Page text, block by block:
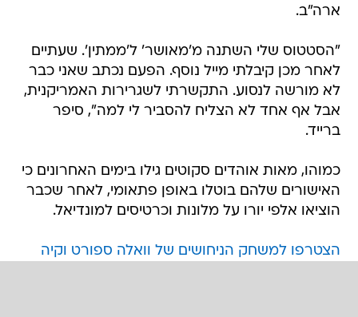
ארה"ב.
"הסטטוס שלי השתנה מ'מאושר' ל'ממתין'. שעתיים
לאחר מכן קיבלתי מייל נוסף. הפעם נכתב שאני כבר
לא מורשה לנסוע. התקשרתי לשגרירות האמריקנית,
אבל אף אחד לא הצליח להסביר לי למה", סיפר
ברייד.
כמוהו, מאות אוהדים סקוטים גילו בימים האחרונים כי
האישורים שלהם בוטלו באופן פתאומי, לאחר שכבר
הוציאו אלפי יורו על מלונות וכרטיסים למונדיאל.
הצטרפו למשחק הניחושים של וואלה ספורט וקיה